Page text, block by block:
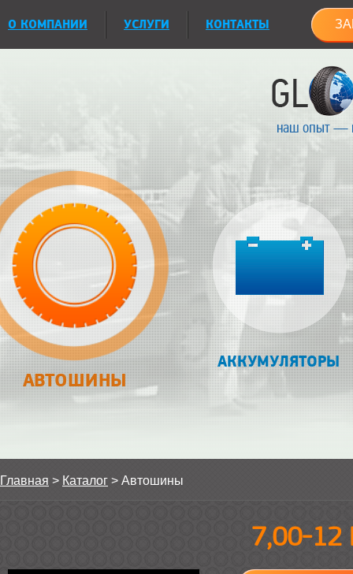
О КОМПАНИИ УСЛУГИ КОНТАКТЫ
наш опыт —
АВТОШИНЫ
АККУМУЛЯТОРЫ
Главная > Каталог > Автошины
7,00-